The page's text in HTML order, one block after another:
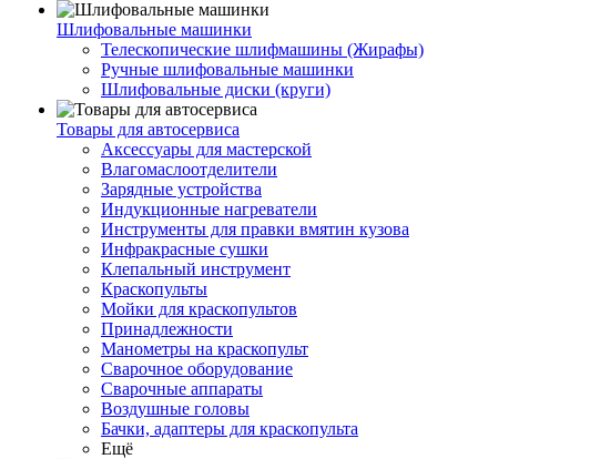
Шлифовальные машинки
Телескопические шлифмашины (Жирафы)
Ручные шлифовальные машинки
Шлифовальные диски (круги)
Товары для автосервиса
Аксессуары для мастерской
Влагомаслоотделители
Зарядные устройства
Индукционные нагреватели
Инструменты для правки вмятин кузова
Инфракрасные сушки
Клепальный инструмент
Краскопульты
Мойки для краскопультов
Принадлежности
Манометры на краскопульт
Сварочное оборудование
Сварочные аппараты
Воздушные головы
Бачки, адаптеры для краскопульта
Ещё